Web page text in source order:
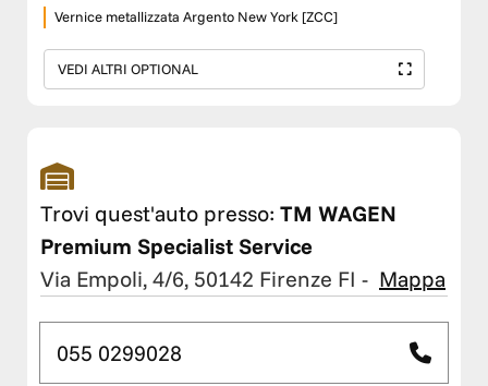
Vernice metallizzata Argento New York [ZCC]
VEDI ALTRI OPTIONAL
Trovi quest'auto presso: TM WAGEN
Premium Specialist Service
Via Empoli, 4/6, 50142 Firenze FI - Mappa
055 0299028